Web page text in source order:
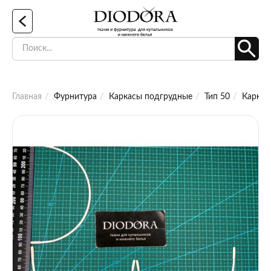
Главная Фурнитура Каркасы подгрудные Тип 50